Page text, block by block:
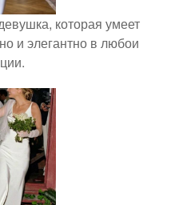
которая умеет
и элегантно в любои